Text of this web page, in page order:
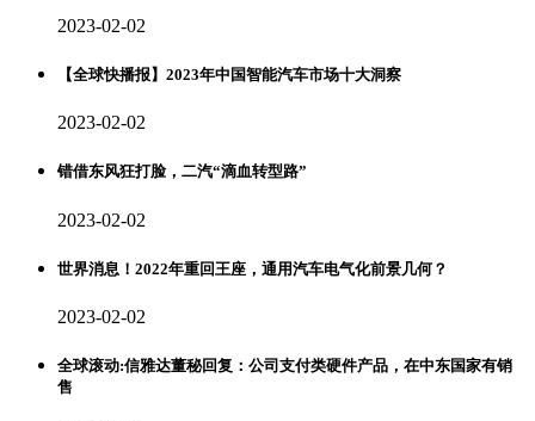
2023-02-02
【全球快播报】2023年中国智能汽车市场十大洞察
2023-02-02
错借东风狂打脸，二汽“滴血转型路”
2023-02-02
世界消息！2022年重回王座，通用汽车电气化前景几何？
2023-02-02
全球滚动:信雅达董秘回复：公司支付类硬件产品，在中东国家有销
售